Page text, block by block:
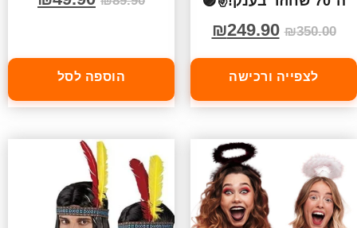
₪350.00
₪249.90
לצפייה ורכישה הוספה לסל